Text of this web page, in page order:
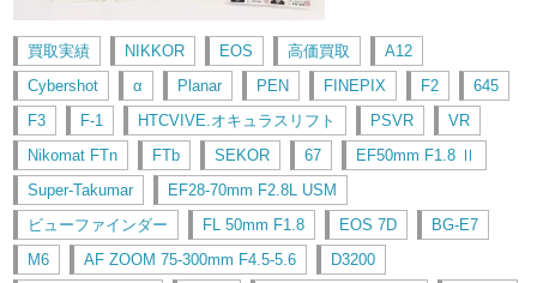
買取実績 NIKKOR EOS 高価買取
A12
Cybershot
α Planar PEN FINEPIX F2
645
F3
F-1 HTCVIVE.オキュラスリフト PSVR
VR
Nikomat FTn
FTb SEKOR 67
EF50mm F1.8 Ⅱ
Super-Takumar
EF28-70mm F2.8L USM
ビューファインダー
FL 50mm F1.8 EOS 7D
BG-E7
M6
AF ZOOM 75-300mm F4.5-5.6
D3200